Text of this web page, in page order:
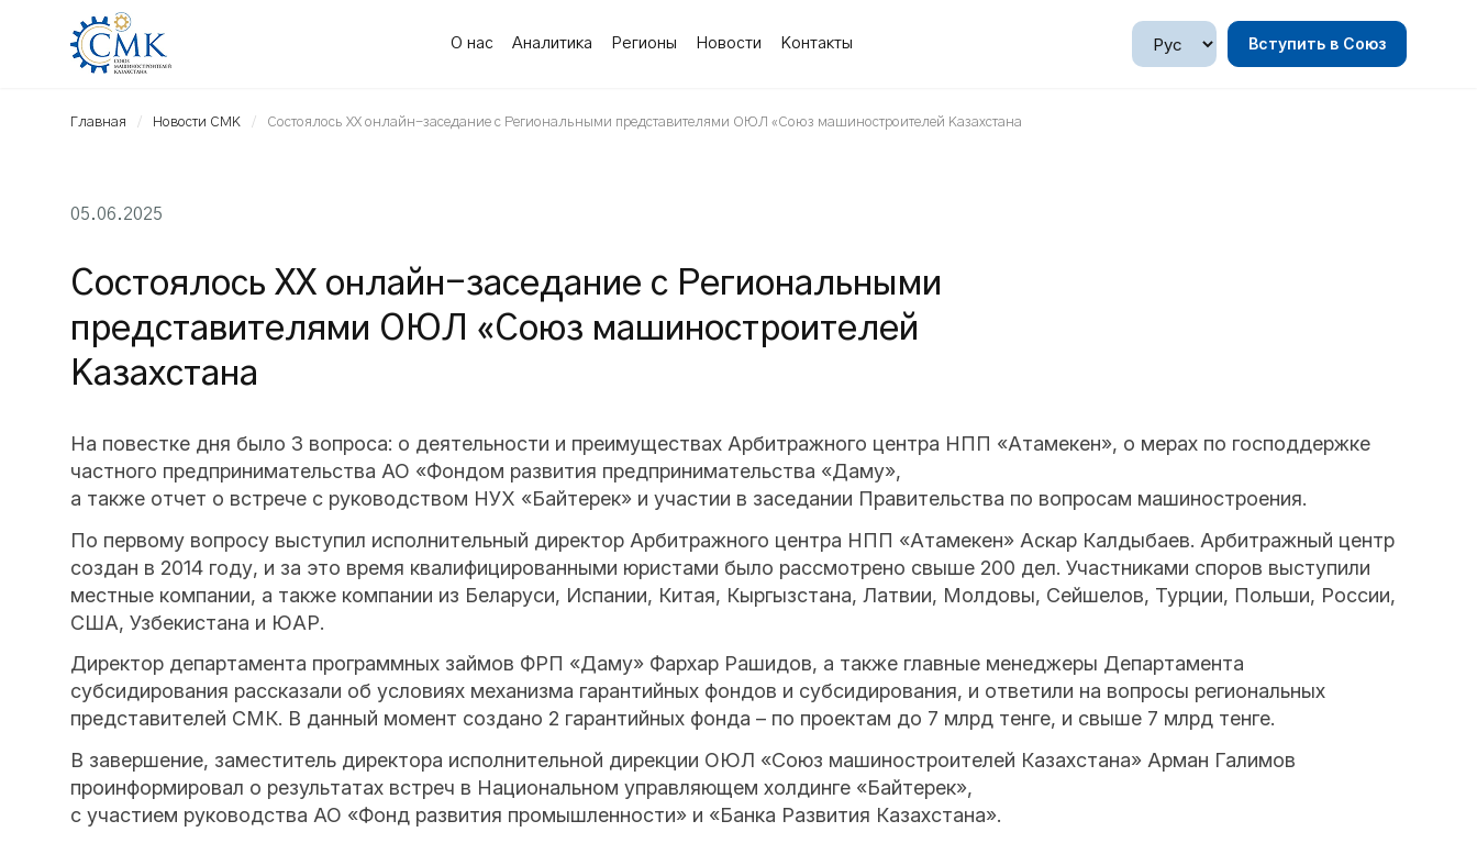
О нас Аналитика Регионы Новости Контакты Вступить в Союз
Главная Новости СМК Состоялось XX онлайн-заседание с Региональными представителями ОЮЛ «Союз машиностроителей Казахстана
05.06.2025
Состоялось XX онлайн-заседание с Региональными
представителями ОЮЛ «Союз машиностроителей
Казахстана
На повестке дня было 3 вопроса: о деятельности и преимуществах Арбитражного центра НПП «Атамекен», о мерах по господдержке
частного предпринимательства АО «Фондом развития предпринимательства «Даму»,
а также отчет о встрече с руководством НУХ «Байтерек» и участии в заседании Правительства по вопросам машиностроения.
По первому вопросу выступил исполнительный директор Арбитражного центра НПП «Атамекен» Аскар Калдыбаев. Арбитражный центр
создан в 2014 году, и за это время квалифицированными юристами было рассмотрено свыше 200 дел. Участниками споров выступили
местные компании, а также компании из Беларуси, Испании, Китая, Кыргызстана, Латвии, Молдовы, Сейшелов, Турции, Польши, России,
США, Узбекистана и ЮАР.
Директор департамента программных займов ФРП «Даму» Фархар Рашидов, а также главные менеджеры Департамента
субсидирования рассказали об условиях механизма гарантийных фондов и субсидирования, и ответили на вопросы региональных
представителей СМК. В данный момент создано 2 гарантийных фонда – по проектам до 7 млрд тенге, и свыше 7 млрд тенге.
В завершение, заместитель директора исполнительной дирекции ОЮЛ «Союз машиностроителей Казахстана» Арман Галимов
проинформировал о результатах встреч в Национальном управляющем холдинге «Байтерек»,
с участием руководства АО «Фонд развития промышленности» и «Банка Развития Казахстана».